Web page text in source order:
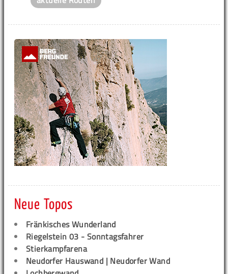
Neue Topos
Fränkisches Wunderland
Riegelstein 03 - Sonntagsfahrer
Stierkampfarena
Neudorfer Hauswand | Neudorfer Wand